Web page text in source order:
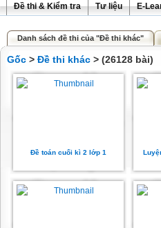
Đề thi & Kiểm tra Tư liệu E-
Danh sách đề thi của "Đề thi khác"
Gốc > Đề thi khác > (26128 bài)
Đề toán cuối kì 2 lớp 1